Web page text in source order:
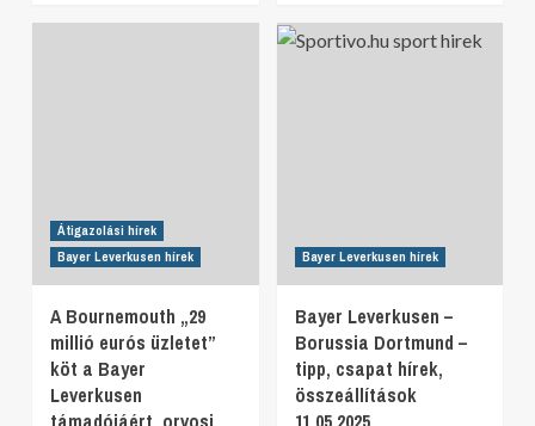
Átigazolási hírek
Bayer Leverkusen hírek
A Bournemouth „29
millió eurós üzletet”
köt a Bayer
Leverkusen
Bayer Leverkusen hírek
Bayer Leverkusen –
Borussia Dortmund –
tipp, csapat hírek,
összeállítások